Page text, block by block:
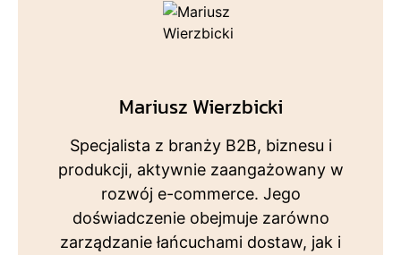
Mariusz Wierzbicki
Specjalista z branży B2B, biznesu i
produkcji, aktywnie zaangażowany w
rozwój e-commerce. Jego
doświadczenie obejmuje zarówno
zarządzanie łańcuchami dostaw, jak i